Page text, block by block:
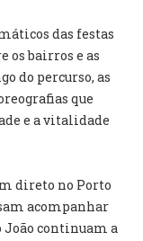
das festas
os bairros e as
do percurso, as
que
e a vitalidade
direto no Porto
acompanhar
João continuam a